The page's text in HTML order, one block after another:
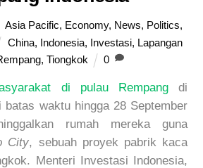
Asia Pacific, Economy, News, Politics,
China, Indonesia, Investasi, Lapangan
,Tiongkok 0
di pulau Rempangdi
batas waktu hingga 28 September
rumah mereka guna
City, sebuah proyek pabrik kaca
Menteri Investasi Indonesia,